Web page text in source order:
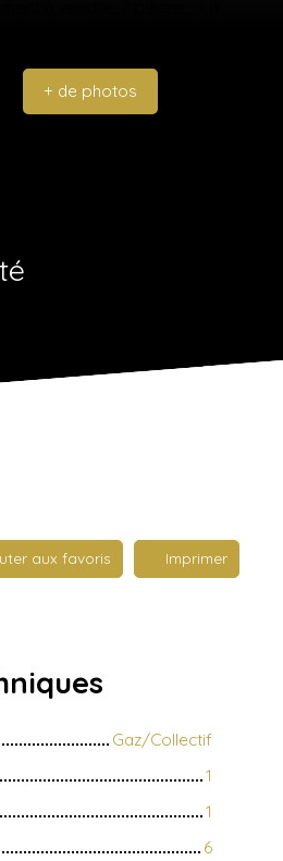
+ de photos
aux favoris Imprimer
Gaz/Collectif
1
1
6